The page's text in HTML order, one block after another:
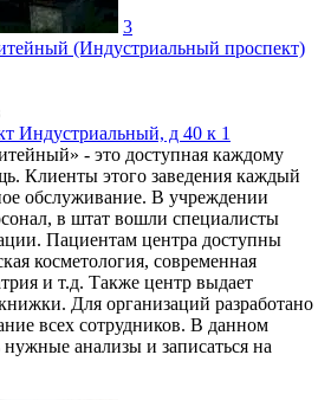
3
(Индустриальный проспект)
Индустриальный, д 40 к 1
- это доступная каждому
Клиенты этого заведения каждый
обслуживание. В учреждении
в штат вошли специалисты
Пациентам центра доступны
косметология, современная
и т.д. Также центр выдает
Для организаций разработано
всех сотрудников. В данном
анализы и записаться на